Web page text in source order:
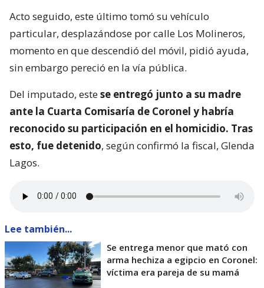
Acto seguido, este último tomó su vehículo
particular, desplazándose por calle Los Molineros,
momento en que descendió del móvil, pidió ayuda,
sin embargo pereció en la vía pública.
Del imputado, estese entregó junto a su madre
ante la Cuarta Comisaría de Coronel y habría
reconocido su participación en el homicidio. Tras
esto, fue detenido, según confirmó la fiscal, Glenda
Lagos.
Lee también...
Se entrega menor que mató con
arma hechiza a egipcio en Coronel:
víctima era pareja de su mamá